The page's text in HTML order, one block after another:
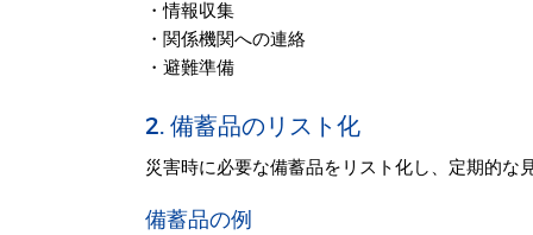
・情報収集
・関係機関への連絡
・避難準備
2. 備蓄品のリスト化
災害時に必要な備蓄品をリスト化し、定期的な
備蓄品の例